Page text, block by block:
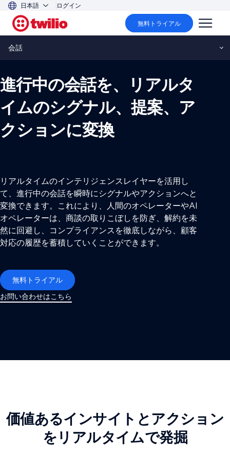
日本語 ログイン
無料トライアル
会話
進行中の会話を、リアルタ
イムのシグナル、提案、ア
クションに変換
リアルタイムのインテリジェンスレイヤーを活用し
て、進行中の会話を瞬時にシグナルやアクションへと
変換できます。これにより、人間のオペレーターやAI
オペレーターは、商談の取りこぼしを防ぎ、解約を未
然に回避し、コンプライアンスを徹底しながら、顧客
対応の履歴を蓄積していくことができます。
無料トライアル
お問い合わせはこちら
価値あるインサイトとアクション
をリアルタイムで発掘